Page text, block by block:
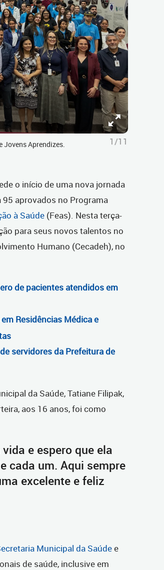
Aprendizes.
1/11
o início de uma nova jornada
aprovados no Programa
à Saúde (Feas). Nesta terça-
para seus novos talentos no
Humano (Cecadeh), no
de pacientes atendidos em
Residências Médica e
servidores da Prefeitura de
da Saúde, Tatiane Filipak,
aos 16 anos, foi como
e espero que ela
cada um. Aqui sempre
excelente e feliz
Municipal da Saúdee
de saúde, inclusive em